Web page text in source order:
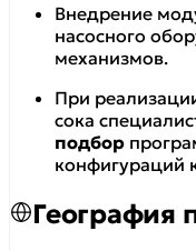
Внедрение
насосного
механизмов.
При
сока
подбор
конфигураций
География